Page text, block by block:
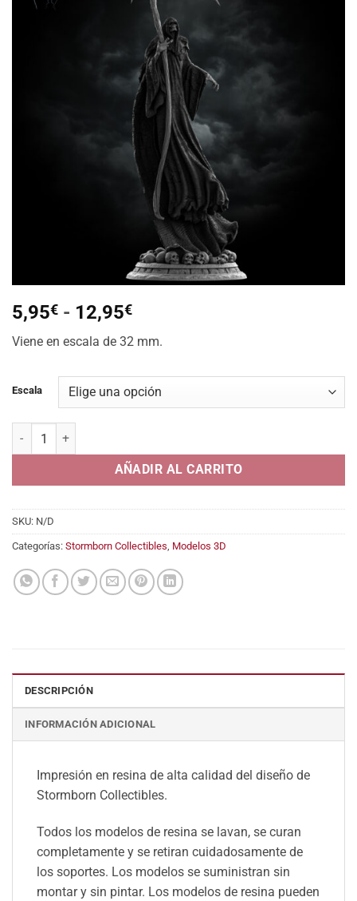
5,95€ - 12,95€Rango
de
precios:
5,95€
hasta
Viene en escala de 32 mm.
Escala
Death cantidad
AÑADIR AL CARRITO
SKU: N/D
Categorías: Stormborn Collectibles Modelos 3D
DESCRIPCIÓN
INFORMACIÓN ADICIONAL
Impresión en resina de alta calidad del diseño de
Stormborn Collectibles.
Todos los modelos de resina se lavan, se curan
completamente y se retiran cuidadosamente de
los soportes. Los modelos se suministran sin
montar y sin pintar. Los modelos de resina pueden